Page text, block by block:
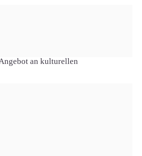
Flughafen Nürnberg entfernt und
einen Golfplatz und
an kulturellen
Infrastruktur, die
da sie schnellen und stabilen
bietet alles Notwendige